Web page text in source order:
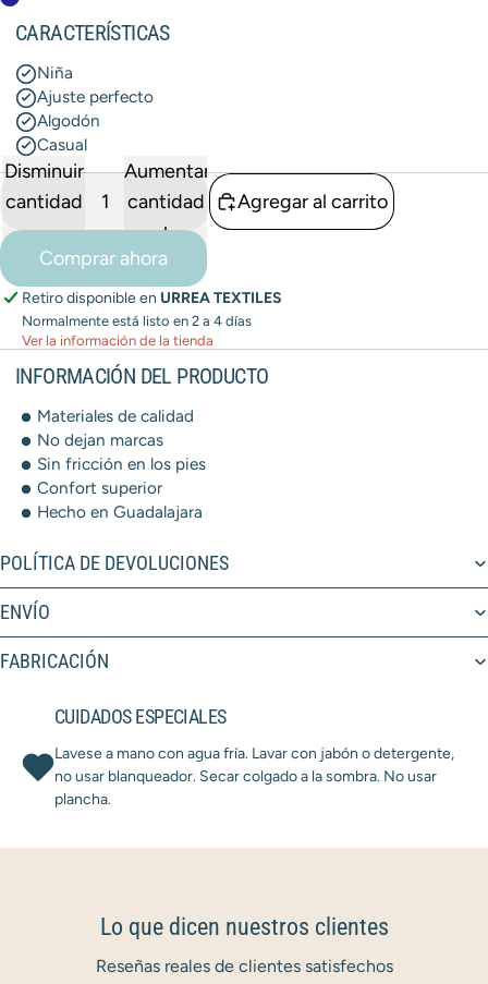
CARACTERÍSTICAS
Niña
Ajuste perfecto
Algodón
Casual
Disminuir
cantidad
Aumentar
cantidad
Agregar al carrito
Comprar ahora
Retiro disponible en URREA TEXTILES
Normalmente está listo en 2 a 4 días
Ver la información de la tienda
INFORMACIÓN DEL PRODUCTO
Materiales de calidad
No dejan marcas
Sin fricción en los pies
Confort superior
Hecho en Guadalajara
POLÍTICA DE DEVOLUCIONES
ENVÍO
FABRICACIÓN
CUIDADOS ESPECIALES
Lavese a mano con agua fría. Lavar con jabón o detergente,
no usar blanqueador. Secar colgado a la sombra. No usar
plancha.
Lo que dicen nuestros clientes
Reseñas reales de clientes satisfechos